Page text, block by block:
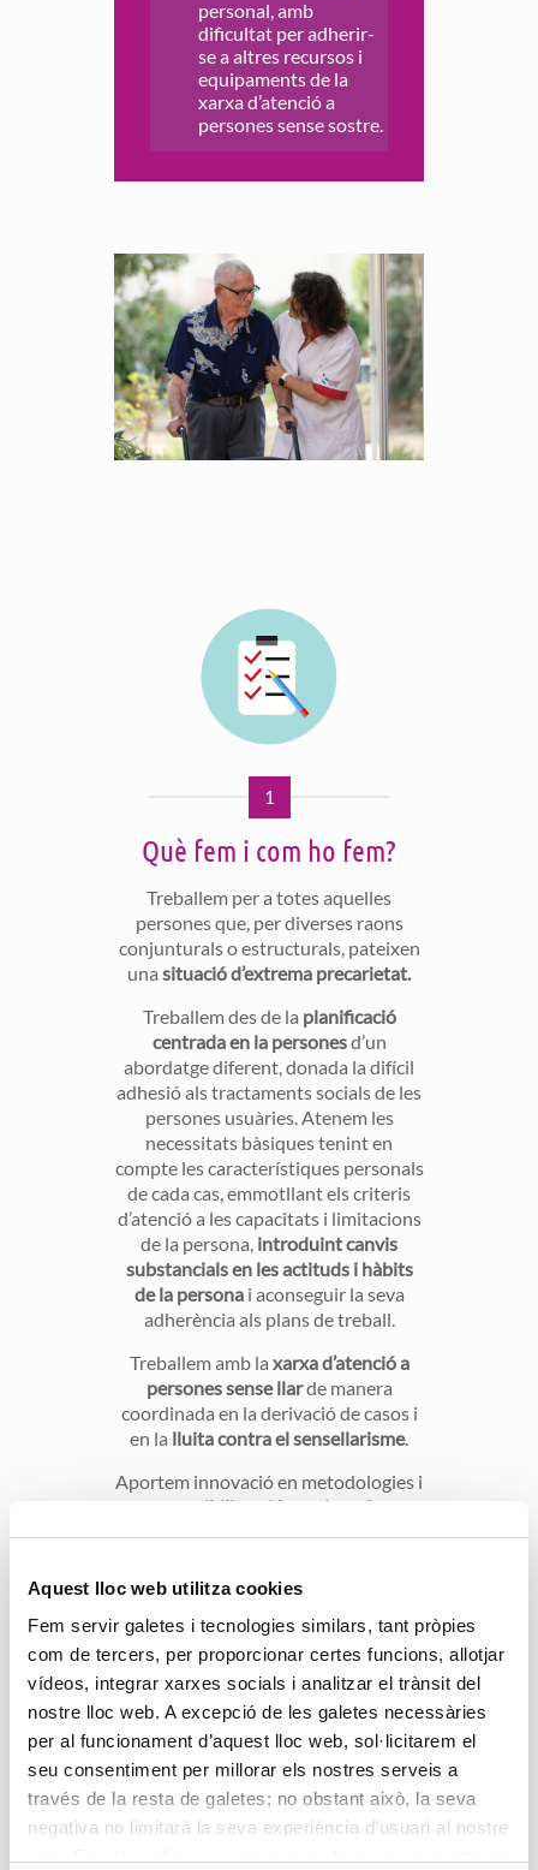
Aquest lloc web utilitza cookies
Fem servir galetes i tecnologies similars, tant pròpies
com de tercers, per proporcionar certes funcions, allotjar
vídeos, integrar xarxes socials i analitzar el trànsit del
nostre lloc web. A excepció de les galetes necessàries
per al funcionament d’aquest lloc web, sol·licitarem el
seu consentiment per millorar els nostres serveis a
través de la resta de galetes; no obstant això, la seva
negativa no limitarà la seva experiència d’usuari al nostre
personal, amb
dificultat per adherir-
se a altres recursos i
equipaments de la
xarxa d’atenció a
persones sense sostre.
1
Què fem i com ho fem?
Treballem per a totes aquelles
persones que, per diverses raons
conjunturals o estructurals, pateixen
una situació d’extrema precarietat.
Treballem des de la planificació
centrada en la personesd’un
abordatge diferent, donada la difícil
adhesió als tractaments socials de les
persones usuàries. Atenem les
necessitats bàsiques tenint en
compte les característiques personals
de cada cas, emmotllant els criteris
d’atenció a les capacitats i limitacions
de la persona, introduint canvis
substancials en les actituds i hàbits
de la personai aconseguir la seva
adherència als plans de treball.
Treballem amb la xarxa d’atenció a
persones sense llarde manera
coordinada en la derivació de casos i
en la lluita contra el sensellarisme.
Aportem innovació en metodologies i
sensibilització continuada
nostres treballadors i a l’entorn per
les persones en situació precària.